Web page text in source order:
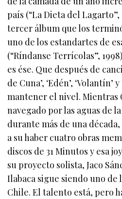
país (“La Dieta del Lagarto”,
tercer álbum que los
uno de los estandartes de
(“Ríndanse Terrícolas”,
es ése. Que después de
de Cuna’, ‘Edén’, ‘Volantín’
mantener el nivel. Mientras
navegado por las aguas de
durante más de una
a su haber cuatro obras
discos de 31 Minutos y esa
su proyecto solista, Jaco
Ilabaca sigue siendo uno de
Chile. El talento está, pero